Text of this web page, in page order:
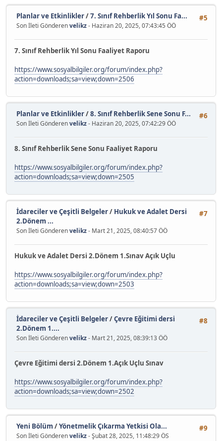
#5
Planlar ve Etkinlikler/7. Sınıf Rehberlik Yıl Sonu Fa...
Son İleti Gönderenvelikz- Haziran 20, 2025, 07:43:45 ÖÖ
7. Sınıf Rehberlik Yıl Sonu Faaliyet Raporu
https://www.sosyalbilgiler.org/forum/index.php?
action=downloads;sa=view;down=2506
#6
Planlar ve Etkinlikler/8. Sınıf Rehberlik Sene Sonu F...
Son İleti Gönderenvelikz- Haziran 20, 2025, 07:42:29 ÖÖ
8. Sınıf Rehberlik Sene Sonu Faaliyet Raporu
https://www.sosyalbilgiler.org/forum/index.php?
action=downloads;sa=view;down=2505
#7
İdareciler ve Çeşitli Belgeler/ Hukuk ve Adalet Dersi
2.Dönem ...
Son İleti Gönderenvelikz- Mart 21, 2025, 08:40:57 ÖÖ
Hukuk ve Adalet Dersi 2.Dönem 1.Sınav Açık Uçlu
https://www.sosyalbilgiler.org/forum/index.php?
action=downloads;sa=view;down=2503
#8
İdareciler ve Çeşitli Belgeler/Çevre Eğitimi dersi
2.Dönem 1....
Son İleti Gönderenvelikz- Mart 21, 2025, 08:39:13 ÖÖ
Çevre Eğitimi dersi 2.Dönem 1.Açık Uçlu Sınav
https://www.sosyalbilgiler.org/forum/index.php?
action=downloads;sa=view;down=2502
#9
Yeni Bölüm /Yönetmelik Çıkarma Yetkisi Ola...
Son İleti Gönderenvelikz- Şubat 28, 2025, 11:48:29 ÖS